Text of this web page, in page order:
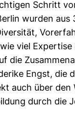
Schritt
wurden aus
viel
die
Engst, die
auch über den
durch die